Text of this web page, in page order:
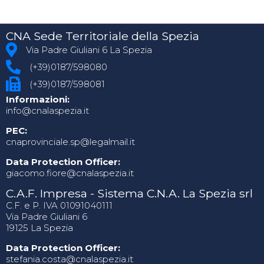
CNA Sede Territoriale della Spezia
Via Padre Giuliani 6 La Spezia
(+39)0187/598080
(+39)0187/598081
Informazioni:
info@cnalaspezia.it
PEC:
cnaprovinciale.sp@legalmail.it
Data Protection Officer:
giacomo.fiore@cnalaspezia.it
C.A.F. Impresa - Sistema C.N.A. La Spezia srl
C.F. e P. IVA 01091040111
Via Padre Giuliani 6
19125 La Spezia
Data Protection Officer:
stefania.costa@cnalaspezia.it